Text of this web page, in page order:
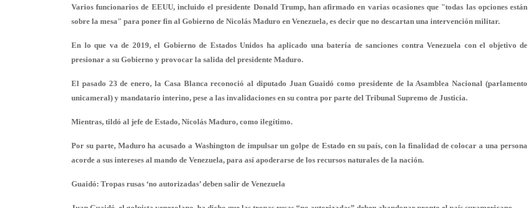
Varios funcionarios de EEUU, incluido el presidente Donald Trump, han afirmado en varias ocasiones que "todas las opciones están
sobre la mesa" para poner fin al Gobierno de Nicolás Maduro en Venezuela, es decir que no descartan una intervención militar.
En lo que va de 2019, el Gobierno de Estados Unidos ha aplicado una batería de sanciones contra Venezuela con el objetivo de
presionar a su Gobierno y provocar la salida del presidente Maduro.
El pasado 23 de enero, la Casa Blanca reconoció al diputado Juan Guaidó como presidente de la Asamblea Nacional (parlamento
unicameral) y mandatario interino, pese a las invalidaciones en su contra por parte del Tribunal Supremo de Justicia.
Mientras, tildó al jefe de Estado, Nicolás Maduro, como ilegítimo.
Por su parte, Maduro ha acusado a Washington de impulsar un golpe de Estado en su país, con la finalidad de colocar a una persona
acorde a sus intereses al mando de Venezuela, para así apoderarse de los recursos naturales de la nación.
Guaidó: Tropas rusas ‘no autorizadas’ deben salir de Venezuela